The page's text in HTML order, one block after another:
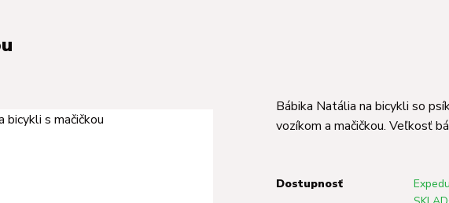
Bábika Natália na bicykli so
vozíkom a mačičkou. Veľkosť
Dostupnosť